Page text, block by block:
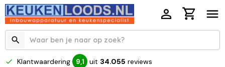
Klantwaardering 9,1 uit 34.055 reviews